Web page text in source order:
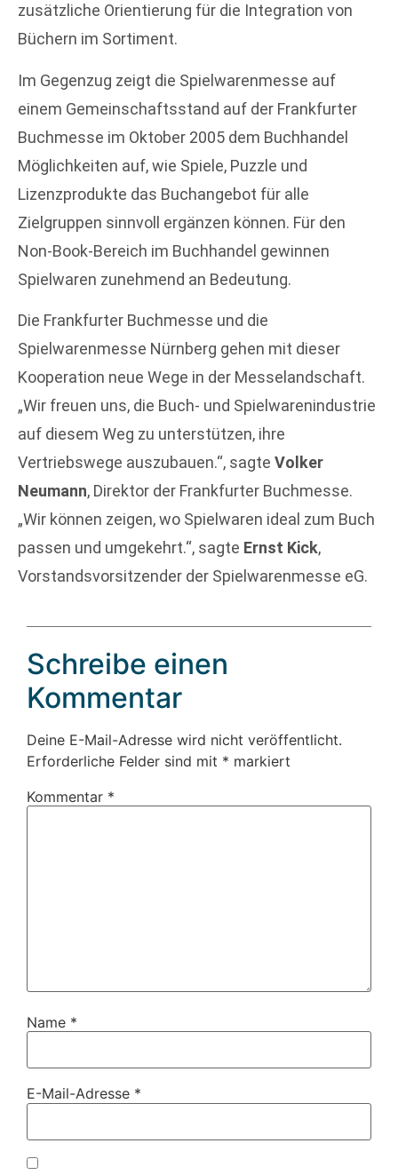
zusätzliche Orientierung für die Integration von
Büchern im Sortiment.
Im Gegenzug zeigt die Spielwarenmesse auf
einem Gemeinschaftsstand auf der Frankfurter
Buchmesse im Oktober 2005 dem Buchhandel
Möglichkeiten auf, wie Spiele, Puzzle und
Lizenzprodukte das Buchangebot für alle
Zielgruppen sinnvoll ergänzen können. Für den
Non-Book-Bereich im Buchhandel gewinnen
Spielwaren zunehmend an Bedeutung.
Die Frankfurter Buchmesse und die
Spielwarenmesse Nürnberg gehen mit dieser
Kooperation neue Wege in der Messelandschaft.
„Wir freuen uns, die Buch- und Spielwarenindustrie
auf diesem Weg zu unterstützen, ihre
Vertriebswege auszubauen.“, sagte Volker
Neumann, Direktor der Frankfurter Buchmesse.
„Wir können zeigen, wo Spielwaren ideal zum Buch
passen und umgekehrt.“, sagte Ernst Kick,
Vorstandsvorsitzender der Spielwarenmesse eG.
Schreibe einen
Kommentar
Deine E-Mail-Adresse wird nicht veröffentlicht.
Erforderliche Felder sind mit * markiert
Kommentar *
Name *
E-Mail-Adresse *